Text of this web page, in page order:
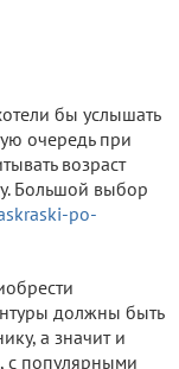
бы услышать
очередь при
возраст
Большой выбор
po-
должны быть
а значит и
с популярными